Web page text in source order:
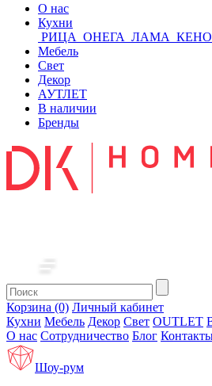
О нас
Кухни
РИЦА ОНЕГА ЛАМА КЕНО
Мебель
Свет
Декор
АУТЛЕТ
В наличии
Бренды
Корзина (0) Личный кабинет
Кухни Мебель Декор Свет OUTLET
О нас Сотрудничество Блог
Шоу-рум